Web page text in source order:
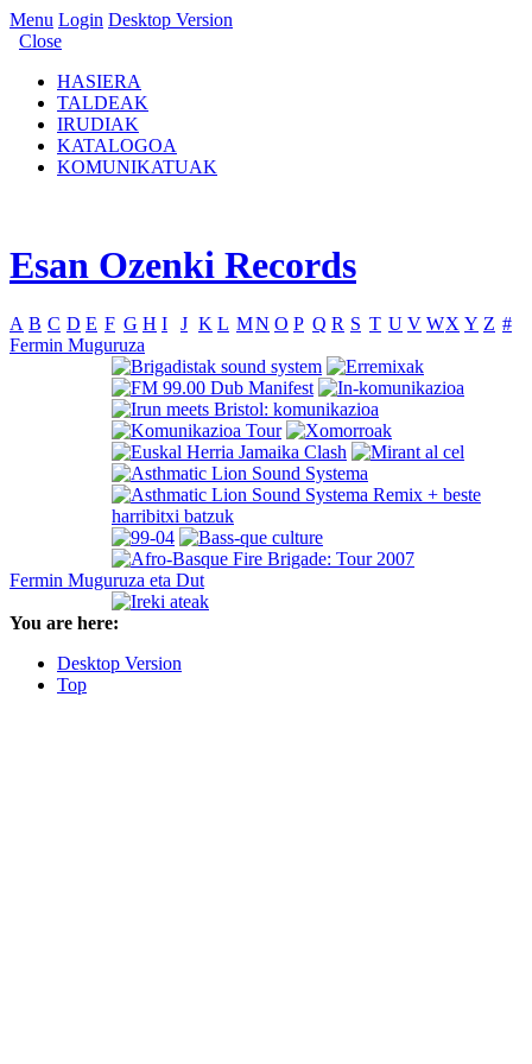
Menu Login Desktop Version
Close
HASIERA
TALDEAK
IRUDIAK
KATALOGOA
KOMUNIKATUAK
Esan Ozenki Records
A B C D E F G H I J K L MN O P Q R S T U V WX Y Z #
Fermin Muguruza
Fermin Muguruza eta Dut
You are here:
Desktop Version
Top